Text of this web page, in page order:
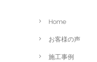
Home
お客様の声
施工事例